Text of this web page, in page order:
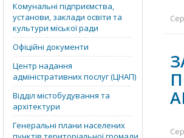
Комунальні підприємства,
установи, заклади освіти та
культури міської ради
Офіційні документи
Центр надання
адміністративних послуг (ЦНАП)
Відділ містобудування та
архітектури
Генеральні плани населених